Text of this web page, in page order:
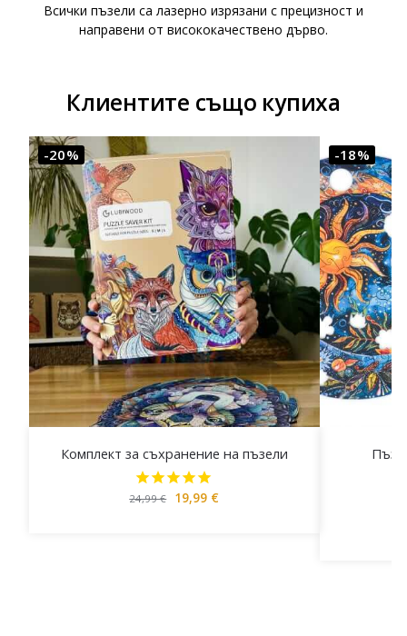
Всички пъзели са лазерно изрязани с прецизност и
направени от висококачествено дърво.
Клиентите също купиха
-20%
Комплект за съхранение на пъзели
24,99€ 19,99 €
-18%